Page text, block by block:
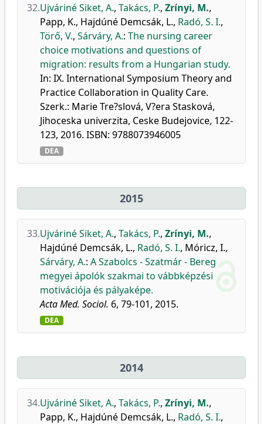
32.Ujváriné Siket, A., Takács, P., Zrínyi, M.,
Papp, K., Hajdúné Demcsák, L., Radó, S. I.,
Törő, V., Sárváry, A.: The nursing career
choice motivations and questions of
migration: results from a Hungarian study.
In: IX. International Symposium Theory and
Practice Collaboration in Quality Care.
Szerk.: Marie Tre?slová, V?era Stasková,
Jihoceska univerzita, Ceske Budejovice, 122-
123, 2016. ISBN: 9788073946005
DEA
2015
33.Ujváriné Siket, A., Takács, P., Zrínyi, M.,
Hajdúné Demcsák, L., Radó, S. I., Móricz, I.,
Sárváry, A.: A Szabolcs - Szatmár - Bereg
megyei ápolók szakmai to vábbképzési
motivációja és pályaképe.
Acta Med. Sociol. 6, 79-101, 2015.
DEA
2014
34.Ujváriné Siket, A., Takács, P., Zrínyi, M.,
Papp, K., Hajdúné Demcsák, L., Radó, S. I.,